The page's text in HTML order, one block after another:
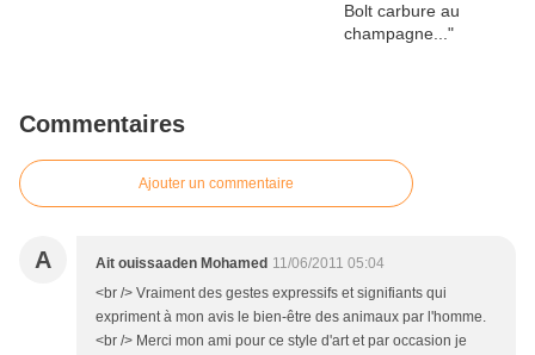
Commentaires
Ajouter un commentaire
A Ait ouissaaden Mohamed 11/06/2011 05:04
<br /> Vraiment des gestes expressifs et signifiants qui
expriment à mon avis le bien-être des animaux par l'homme.
<br /> Merci mon ami pour ce style d'art et par occasion je